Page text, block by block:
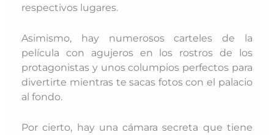
respectivos lugares.
Asimismo, hay numerosos carteles de la
película con agujeros en los rostros de los
protagonistas y unos columpios perfectos para
divertirte mientras te sacas fotos con el palacio
al fondo.
Por cierto, hay una cámara secreta que tiene